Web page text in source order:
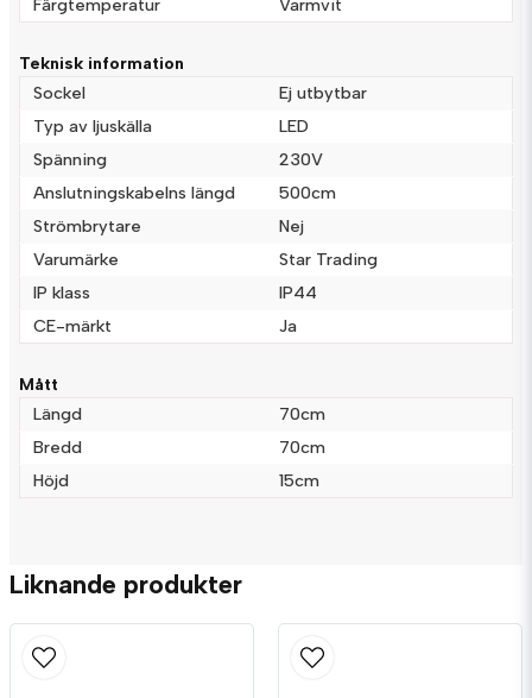
email
Ja, ni får publicera min fråga
Skicka fråga
Färgtemperatur
Varmvit
Teknisk information
Sockel
Ej utbytbar
Typ av ljuskälla
LED
Spänning
230V
Anslutningskabelns längd
500cm
Strömbrytare
Nej
Varumärke
Star Trading
IP klass
IP44
CE-märkt
Ja
Mått
Längd
70cm
Bredd
70cm
Höjd
15cm
Liknande produkter